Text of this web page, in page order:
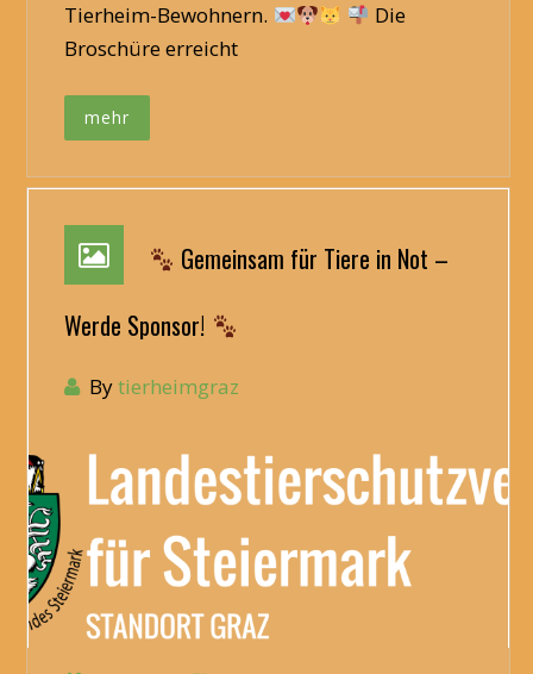
Tierheim-Bewohnern.
Die
Broschüre erreicht
mehr
Gemeinsam für Tiere in Not –
Werde Sponsor!
Bytierheimgraz